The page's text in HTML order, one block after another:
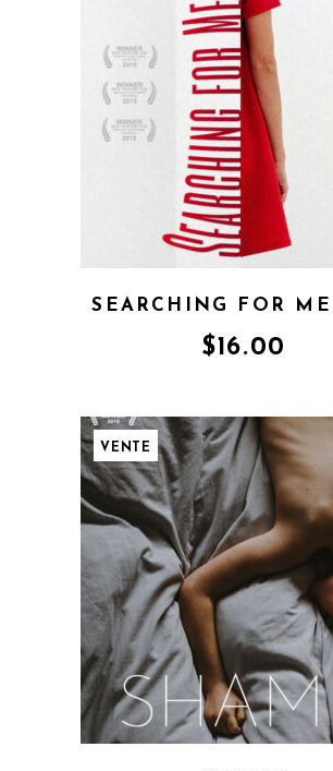
SEARCHING FOR
$16.00
VENTE